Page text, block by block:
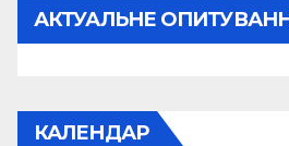
АКТУАЛЬНЕ
КАЛЕНДАР